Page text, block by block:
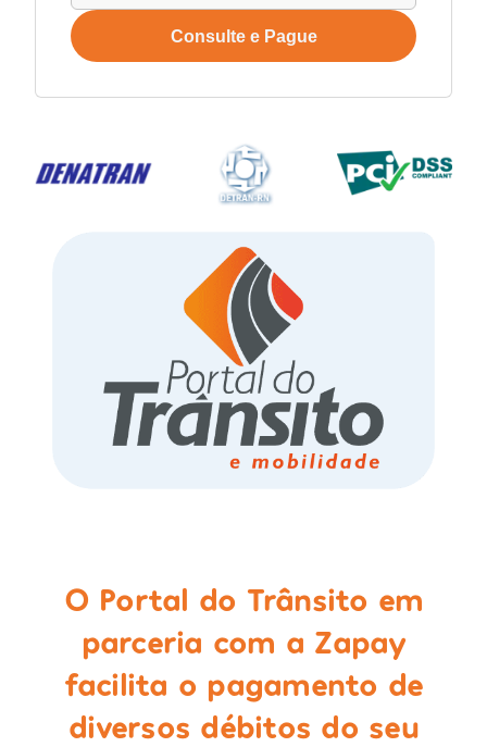
Consulte e Pague
O Portal do Trânsito em
parceria com a Zapay
facilita o pagamento de
diversos débitos do seu